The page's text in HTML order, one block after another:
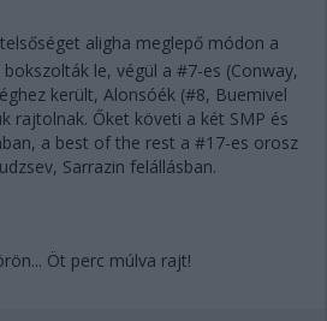
aligha meglepő módon a
le, végül a #7-es (Conway,
került, Alonsóék (#8, Buemivel
rajtolnak. Őket követi a két SMP és
a best of the rest a #17-es orosz
Sarrazin felállásban.
Öt perc múlva rajt!